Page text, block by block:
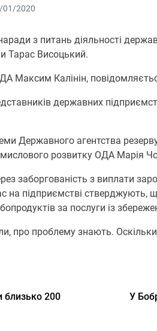
01/2020
з питань діяльності
Тарас Висоцький.
Максим Калінін,
державних
Державного агентства
розвитку ОДА Марія
заборгованість з виплати
на підприємстві
за послуги із
про проблему знають.
близько 200
У